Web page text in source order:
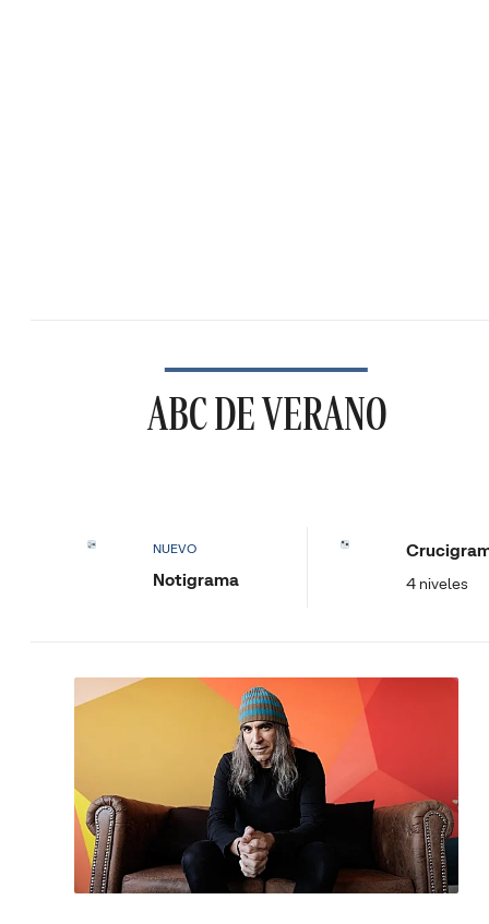
ABC DE VERANO
NUEVO
Notigrama 4 niveles